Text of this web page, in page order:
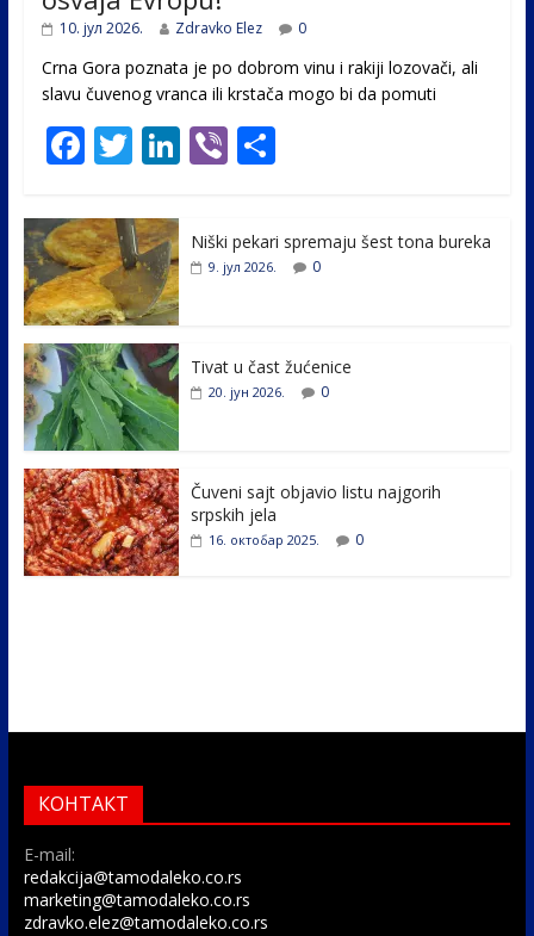
10. јул 2026. Zdravko Elez 0
Crna Gora poznata je po dobrom vinu i rakiji lozovači, ali
slavu čuvenog vranca ili krstača mogo bi da pomuti
F
e
b
o
o
k
T
itt
er
Li
e
Vi
er
S
e
Niški pekari spremaju šest tona bureka
9. јул 2026. 0
Tivat u čast žućenice
20. јун 2026. 0
Čuveni sajt objavio listu najgorih
srpskih jela
16. октобар 2025. 0
КОНТАКТ
E-mail:
redakcija@tamodaleko.co.rs
marketing@tamodaleko.co.rs
zdravko.elez@tamodaleko.co.rs